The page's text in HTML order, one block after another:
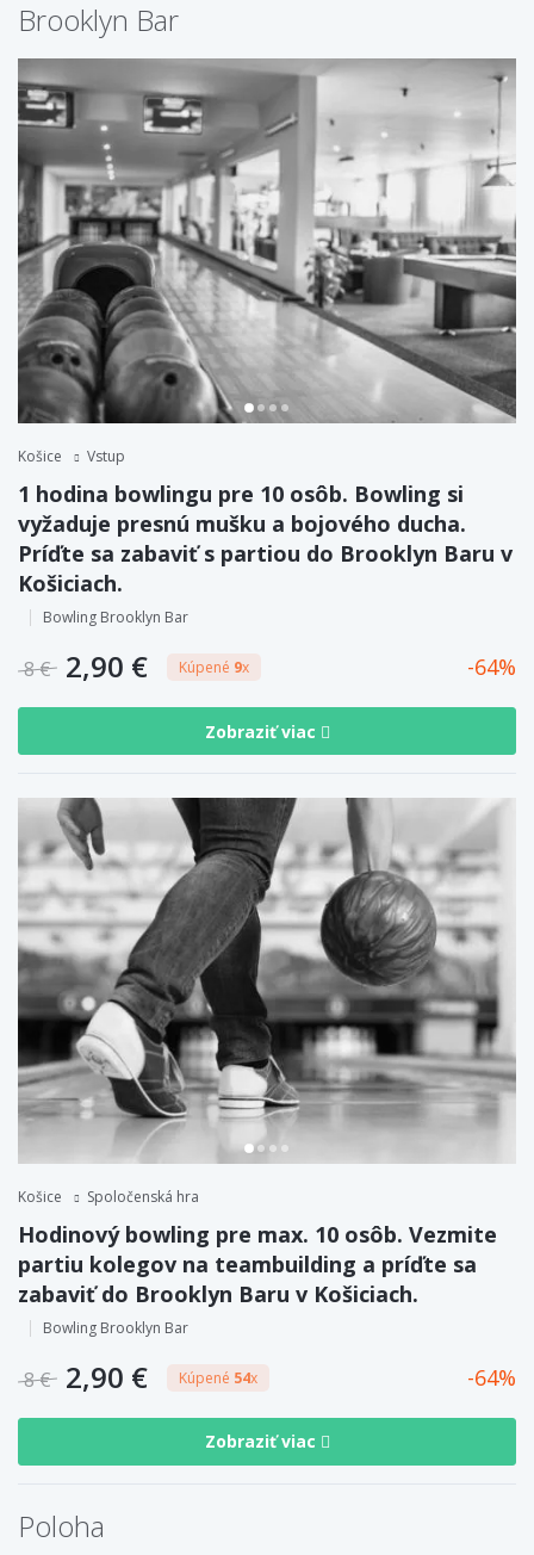
Brooklyn Bar
Košice Vstup
1 hodina bowlingu pre 10 osôb. Bowling si
vyžaduje presnú mušku a bojového ducha.
Príďte sa zabaviť s partiou do Brooklyn Baru v
Košiciach.
Bowling Brooklyn Bar
8 € 2,90 € Kúpené 9x 64
Zobraziť viac
Košice Spoločenská hra
Hodinový bowling pre max. 10 osôb. Vezmite
partiu kolegov na teambuilding a príďte sa
zabaviť do Brooklyn Baru v Košiciach.
Bowling Brooklyn Bar
8 € 2,90 € Kúpené 54x 64
Zobraziť viac
Poloha